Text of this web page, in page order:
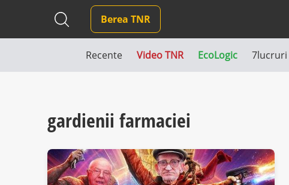
Berea TNR
Recente Video TNR EcoLogic 7lucruri
gardienii farmaciei